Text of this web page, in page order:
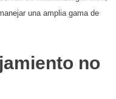
una amplia gama de
no